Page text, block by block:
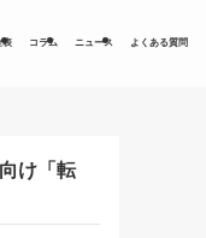
表 コラム ニュース よくある質問
け「転